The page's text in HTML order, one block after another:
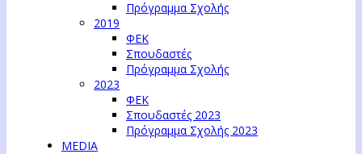
Πρόγραμμα Σχολής
2019
ΦΕΚ
Σπουδαστές
Πρόγραμμα Σχολής
2023
ΦΕΚ
Σπουδαστές 2023
Πρόγραμμα Σχολής 2023
MEDIA